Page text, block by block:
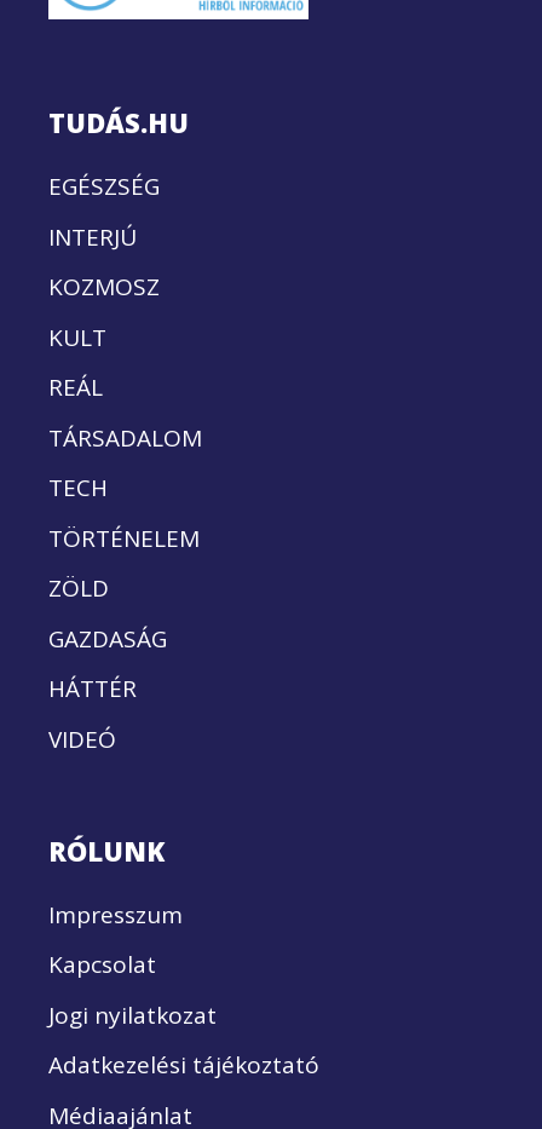
TUDÁS.HU
EGÉSZSÉG
INTERJÚ
KOZMOSZ
KULT
REÁL
TÁRSADALOM
TECH
TÖRTÉNELEM
ZÖLD
GAZDASÁG
HÁTTÉR
VIDEÓ
RÓLUNK
Impresszum
Kapcsolat
Jogi nyilatkozat
Adatkezelési tájékoztató
Médiaajánlat